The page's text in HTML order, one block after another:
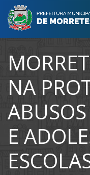
NA
E